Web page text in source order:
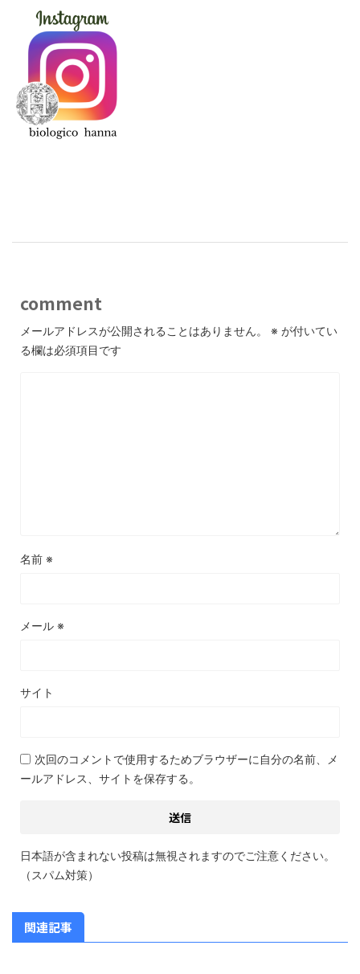
comment
メールアドレスが公開されることはありません。 ※ が付いてい
る欄は必須項目です
名前 ※
メール ※
サイト
次回のコメントで使用するためブラウザーに自分の名前、メ
ールアドレス、サイトを保存する。
日本語が含まれない投稿は無視されますのでご注意ください。
（スパム対策）
関連記事